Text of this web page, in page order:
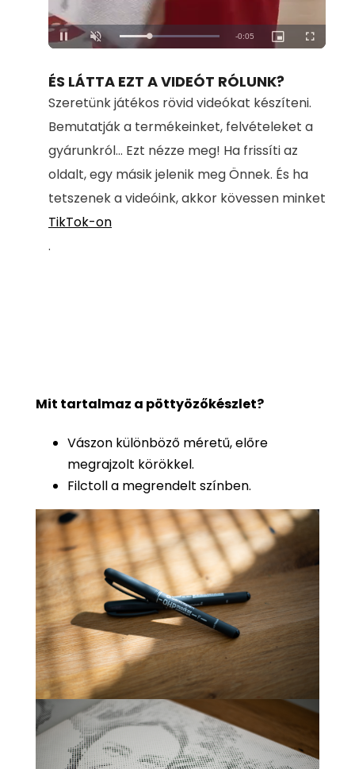
Unmute Loaded:
100.00%
ÉS LÁTTA EZT A VIDEÓT RÓLUNK?
Szeretünk játékos rövid videókat készíteni.
Bemutatják a termékeinket, felvételeket a
gyárunkról... Ezt nézze meg! Ha frissíti az
oldalt, egy másik jelenik meg Önnek. És ha
tetszenek a videóink, akkor kövessen minket
TikTok-on
.
Mit tartalmaz a pöttyözőkészlet?
Vászon különböző méretű, előre
megrajzolt körökkel.
Filctoll a megrendelt színben.